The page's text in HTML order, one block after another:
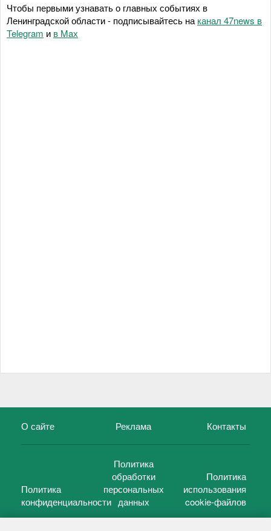
Чтобы первыми узнавать о главных событиях в
Ленинградской области - подписывайтесь на канал 47news в
Telegram и в Maх
О сайте Реклама Контакты
Политика
конфиденциальности
Политика
обработки
персональных
данных
Политика
использования
cookie-файлов